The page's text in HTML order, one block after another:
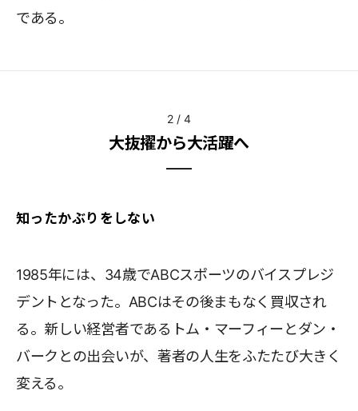
である。
2 / 4
大抜擢から大活躍へ
知ったかぶりをしない
1985年には、34歳でABCスポーツのバイスプレジ
デントとなった。ABCはその後まもなく買収され
る。新しい経営者であるトム・マーフィーとダン・
バークとの出会いが、著者の人生をふたたび大きく
変える。